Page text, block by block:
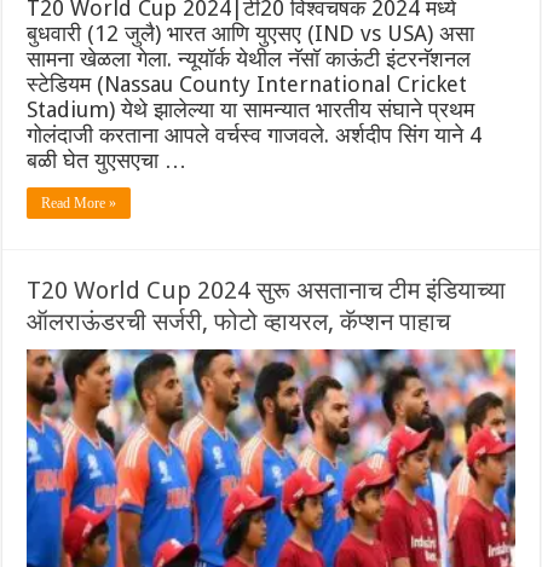
T20 World Cup 2024|टी20 विश्वचषक 2024 मध्ये
बुधवारी (12 जुलै) भारत आणि युएसए (IND vs USA) असा
सामना खेळला गेला. न्यूयॉर्क येथील ‌नॅसॉ काऊंटी इंटरनॅशनल
स्टेडियम (Nassau County International Cricket
Stadium) येथे झालेल्या या सामन्यात भारतीय संघाने प्रथम
गोलंदाजी करताना आपले वर्चस्व गाजवले. अर्शदीप सिंग याने 4
बळी घेत युएसएचा …
Read More »
T20 World Cup 2024 सुरू असतानाच टीम इंडियाच्या
ऑलराऊंडरची सर्जरी, फोटो व्हायरल, कॅप्शन पाहाच